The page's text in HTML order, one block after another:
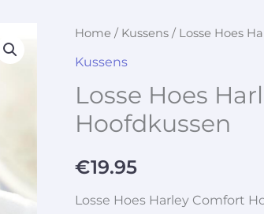
Home / Kussens / Losse Hoes
Kussens
Losse Hoes
Hoofdkussen
€19.95
Losse Hoes Harley Comfort